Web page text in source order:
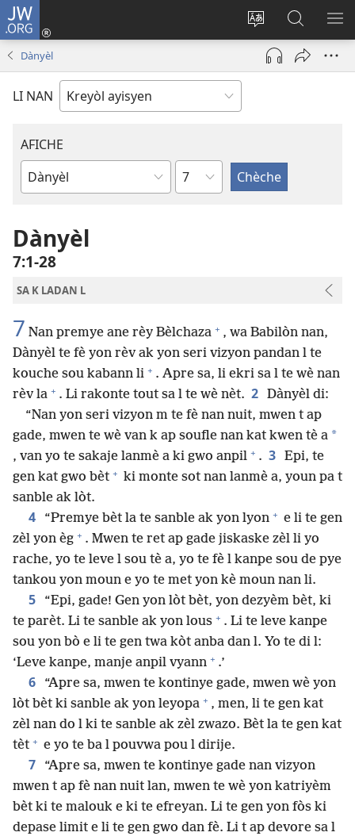
JW.ORG
Chanje
lang
sit
Konekte
(opens
window)
Fè
rechèch
sou
Dànyèl
LI NAN
AFICHE
Liv
chapit
Dànyèl
7​:​1-28
SA K LADAN L
7 Nan premye ane rèy Bèlchaza + , wa Babilòn nan,
Dànyèl te fè yon rèv ak yon seri vizyon pandan l te
kouche sou kabann li + . Apre sa, li ekri sa l te wè nan
rèv la + . Li rakonte tout sa l te wè nèt. 2 Dànyèl di:
“Nan yon seri vizyon m te fè nan nuit, mwen t ap
gade, mwen te wè van k ap soufle nan kat kwen tè a *
, van yo te sakaje lanmè a ki gwo anpil + . 3 Epi, te
gen kat gwo bèt + ki monte sot nan lanmè a, youn pa t
sanble ak lòt.
4 “Premye bèt la te sanble ak yon lyon + e li te gen
zèl yon èg + . Mwen te ret ap gade jiskaske zèl li yo
rache, yo te leve l sou tè a, yo te fè l kanpe sou de pye
tankou yon moun e yo te met yon kè moun nan li.
5
“Epi, gade! Gen yon lòt bèt, yon dezyèm bèt, ki
te parèt. Li te sanble ak yon lous + . Li te leve kanpe
sou yon bò e li te gen twa kòt anba dan l. Yo te di l:
‘Leve kanpe, manje anpil vyann + .’
6
“Apre sa, mwen te kontinye gade, mwen wè yon
lòt bèt ki sanble ak yon leyopa + , men, li te gen kat
zèl nan do l ki te sanble ak zèl zwazo. Bèt la te gen kat
tèt + e yo te ba l pouvwa pou l dirije.
7
“Apre sa, mwen te kontinye gade nan vizyon
mwen t ap fè nan nuit lan, mwen te wè yon katriyèm
bèt ki te malouk e ki te efreyan. Li te gen yon fòs ki
depase limit e li te gen gwo dan fè. Li t ap devore sa l